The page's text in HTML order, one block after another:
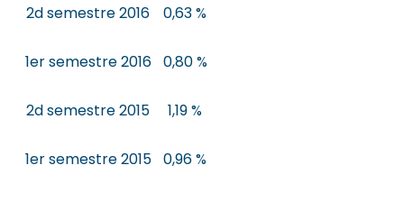
2d semestre 2016 0,63 %
1er semestre 2016 0,80 %
2d semestre 2015 1,19 %
1er semestre 2015 0,96 %